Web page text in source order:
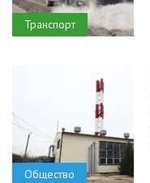
Транспорт
Общество